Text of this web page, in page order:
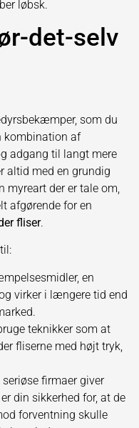
løbsk.
det-selv
som du
kombination af
adgang til langt mere
altid med en grundig
myreart der er tale om,
afgørende for en
fliser.
en
virker i længere tid end
teknikker som at
fliserne med højt tryk,
seriøse firmaer giver
din sikkerhed for, at de
forventning skulle